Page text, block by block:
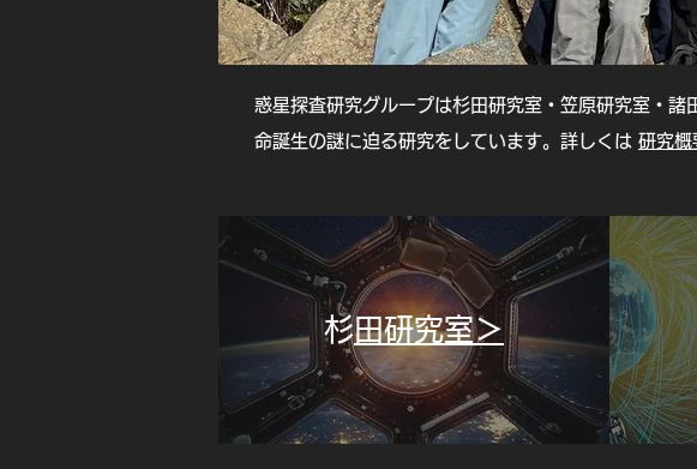
惑星探査研究グループは杉田研究室・笠原研究室・
命誕生の謎に迫る研究をしています。詳しくは 研究概
​杉田研究室＞